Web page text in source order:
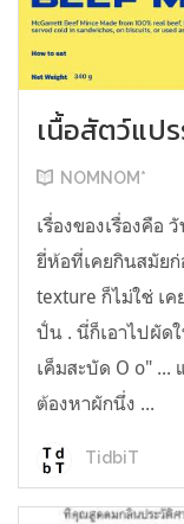
เนื้อสัตว์แป
NOMNOM*
เรื่องของเรื่องคือ
ยี่ห้อที่เคยกินสมัย
texture ก็ไม่ใช่ เ
ปั่น . นี่ก็เอาไปผัด
เค็มสะบัด O o"
ต้องหาผักนึ่ง ...
TidbiT